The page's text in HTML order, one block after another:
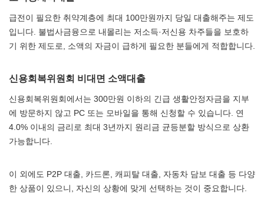
급전이 필요한 취약계층에 최대 100만원까지 당일 대출해주는 제도
입니다. 불법사금융으로 내몰리는 저소득·저신용 차주들을 보호하
기 위한 제도로, 소액의 자금이 급하게 필요한 분들에게 적합합니다.
신용회복위원회 비대면 소액대출
신용회복위원회에서는 300만원 이하의 긴급 생활안정자금을 지부
에 방문하지 않고 PC 또는 모바일을 통해 신청할 수 있습니다. 연
4.0% 이내의 금리로 최대 3년까지 원리금 균등분할 방식으로 상환
가능합니다.
이 외에도 P2P 대출, 카드론, 캐피탈 대출, 자동차 담보 대출 등 다양
한 상품이 있으니, 자신의 상황에 맞게 선택하는 것이 중요합니다.